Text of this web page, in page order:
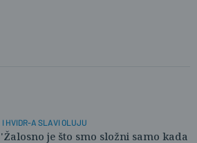
I HVIDR-A SLAVI OLUJU
'Žalosno je što smo složni samo kada